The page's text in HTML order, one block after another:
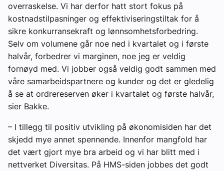
overraskelse. Vi har derfor hatt stort fokus på
kostnadstilpasninger og effektiviseringstiltak for å
sikre konkurransekraft og lønnsomhetsforbedring.
Selv om volumene går noe ned i kvartalet og i første
halvår, forbedrer vi marginen, noe jeg er veldig
fornøyd med. Vi jobber også veldig godt sammen med
våre samarbeidspartnere og kunder og det er gledelig
å se at ordrereserven øker i kvartalet og første halvår,
sier Bakke.
– I tillegg til positiv utvikling på økonomisiden har det
skjedd mye annet spennende. Innenfor mangfold har
det vært gjort mye bra arbeid og vi har blitt med i
nettverket Diversitas. På HMS-siden jobbes det godt